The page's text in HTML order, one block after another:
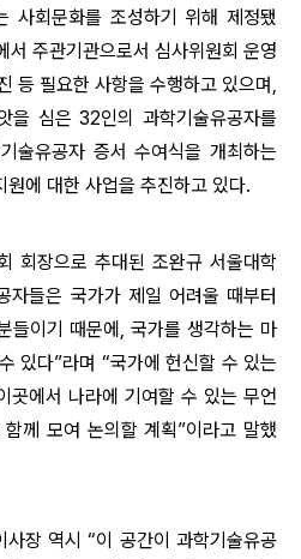
사회문화를 조성하기 위해 제정됐
주관기관으로서 심사위원회 운영
등 필요한 사항을 수행하고 있으며,
을 심은 32인의 과학기술유공자를
술유공자 증서 수여식을 개최하는
에 대한 사업을 추진하고 있다.
회장으로 추대된 조완규 서울대학
자들은 국가가 제일 어려울 때부터
들이기 때문에, 국가를 생각하는 마
있다”라며 “국가에 헌신할 수 있는
곳에서 나라에 기여할 수 있는 무언
께 모여 논의할 계획”이라고 말했
장 역시 “이 공간이 과학기술유공